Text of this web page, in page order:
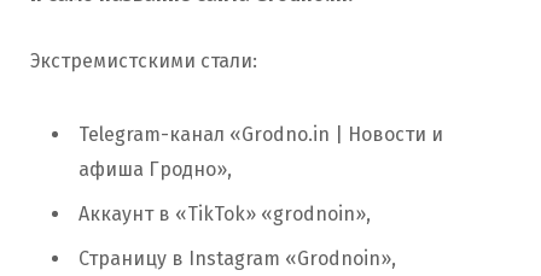
Экстремистскими стали:
Telegram-канал «Grodno.in | Новости и
афиша Гродно»,
Аккаунт в «TikTok» «grodnoin»,
Страницу в Instagram «Grodnoin»,